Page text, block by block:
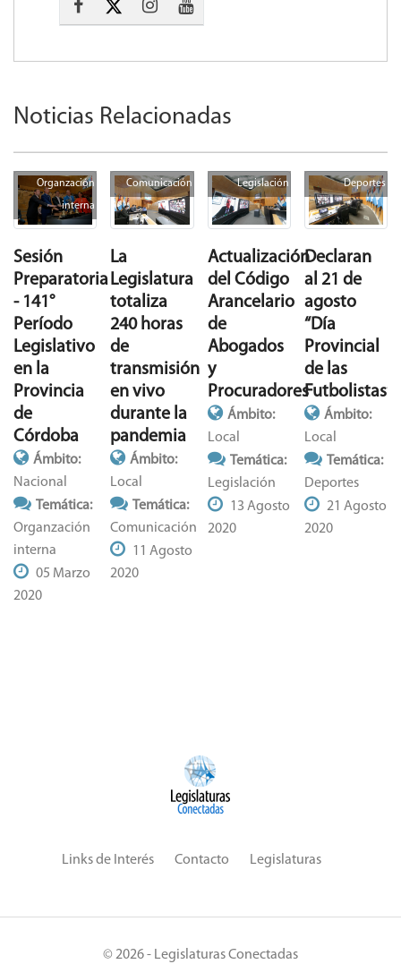
Noticias Relacionadas
Organzación
interna
Sesión
Preparatoria
- 141°
Período
Legislativo
en la
Provincia
de
Córdoba
Ámbito:
Nacional
Temática:
Organzación
interna
05 Marzo
2020
Comunicación
La
Legislatura
totaliza
240 horas
de
transmisión
en vivo
durante la
pandemia
Ámbito:
Local
Temática:
Comunicación
11 Agosto
2020
Legislación
Actualización
del Código
Arancelario
de
Abogados
y
Procuradores
Ámbito:
Local
Temática:
Legislación
13 Agosto
2020
Deportes
Declaran
al 21 de
agosto
“Día
Provincial
de las
Futbolistas”
Ámbito:
Local
Temática:
Deportes
21 Agosto
2020
Links de Interés Contacto Legislaturas
© 2026 - Legislaturas Conectadas